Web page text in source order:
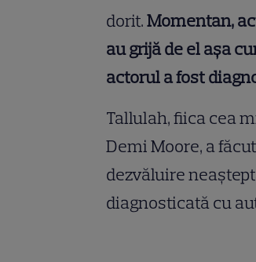
dorit.Momentan,
au grijă de el așa
actorul a fost
Tallulah, fiica cea
Demi Moore, a
dezvăluire
diagnosticată cu